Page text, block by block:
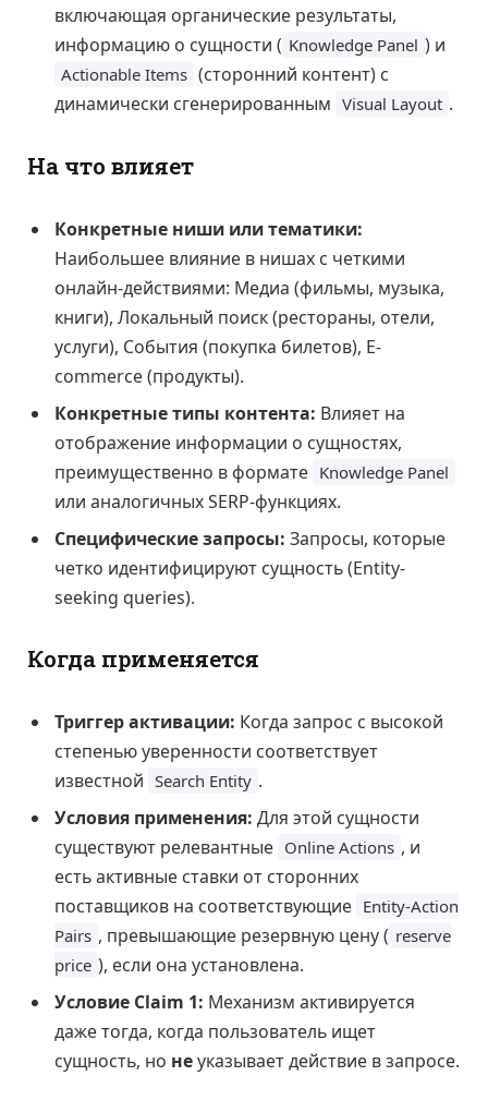
включающая органические результаты,
информацию о сущности ( Knowledge Panel ) и
Actionable Items (сторонний контент) с
динамически сгенерированным Visual Layout .
На что влияет
Конкретные ниши или тематики:
Наибольшее влияние в нишах с четкими
онлайн-действиями: Медиа (фильмы, музыка,
книги), Локальный поиск (рестораны, отели,
услуги), События (покупка билетов), E-
commerce (продукты).
Конкретные типы контента: Влияет на
отображение информации о сущностях,
преимущественно в формате Knowledge Panel
или аналогичных SERP-функциях.
Специфические запросы: Запросы, которые
четко идентифицируют сущность (Entity-
seeking queries).
Когда применяется
Триггер активации: Когда запрос с высокой
степенью уверенности соответствует
известной Search Entity .
Условия применения: Для этой сущности
существуют релевантные Online Actions , и
есть активные ставки от сторонних
поставщиков на соответствующие Entity-Action
Pairs , превышающие резервную цену ( reserve
price ), если она установлена.
Условие Claim 1: Механизм активируется
даже тогда, когда пользователь ищет
сущность, но неуказывает действие в запросе.